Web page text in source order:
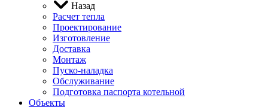
Назад
Расчет тепла
Проектирование
Изготовление
Доставка
Монтаж
Пуско-наладка
Обслуживание
Подготовка паспорта котельной
Объекты